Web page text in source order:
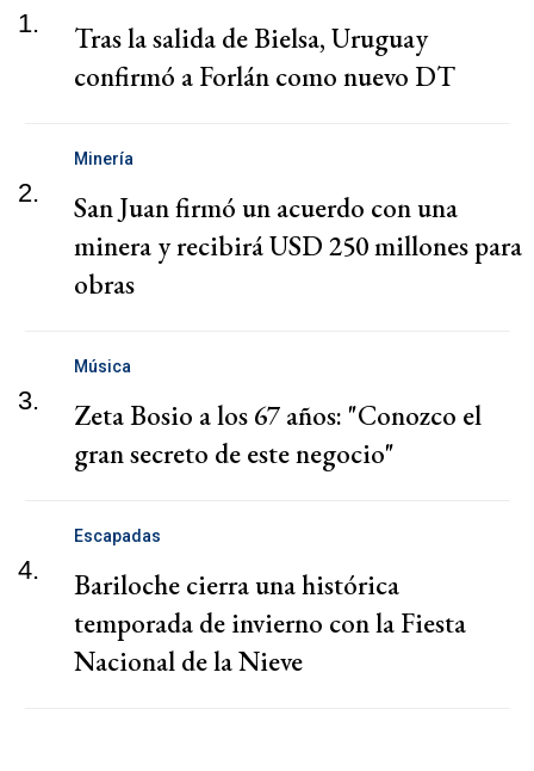
1.
Tras la salida de Bielsa, Uruguay
confirmó a Forlán como nuevo DT
2.
Minería
San Juan firmó un acuerdo con una
minera y recibirá USD 250 millones para
obras
3.
Música
Zeta Bosio a los 67 años: "Conozco el
gran secreto de este negocio"
4.
Escapadas
Bariloche cierra una histórica
temporada de invierno con la Fiesta
Nacional de la Nieve